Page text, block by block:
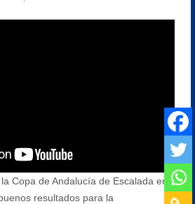
Copa de Andalucía de Escalada en
resultados para la